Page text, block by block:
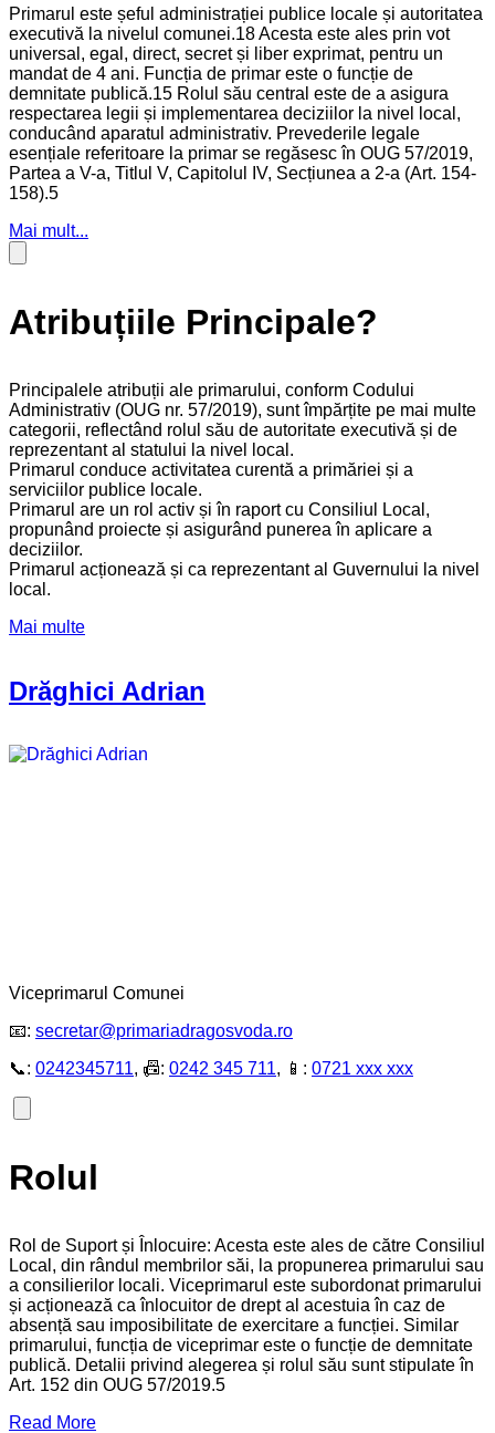
Primarul este șeful administrației publice locale și autoritatea
executivă la nivelul comunei.18 Acesta este ales prin vot
universal, egal, direct, secret și liber exprimat, pentru un
mandat de 4 ani. Funcția de primar este o funcție de
demnitate publică.15 Rolul său central este de a asigura
respectarea legii și implementarea deciziilor la nivel local,
conducând aparatul administrativ. Prevederile legale
esențiale referitoare la primar se regăsesc în OUG 57/2019,
Partea a V-a, Titlul V, Capitolul IV, Secțiunea a 2-a (Art. 154-
158).5
Mai mult...
Atribuțiile Principale?
Principalele atribuții ale primarului, conform Codului
Administrativ (OUG nr. 57/2019), sunt împărțite pe mai multe
categorii, reflectând rolul său de autoritate executivă și de
reprezentant al statului la nivel local.
Primarul conduce activitatea curentă a primăriei și a
serviciilor publice locale.
Primarul are un rol activ și în raport cu Consiliul Local,
propunând proiecte și asigurând punerea în aplicare a
deciziilor.
Primarul acționează și ca reprezentant al Guvernului la nivel
local.
Mai multe
Drăghici Adrian
Viceprimarul Comunei
📧: secretar@primariadragosvoda.ro
📞: 0242345711, 📠: 0242 345 711, 📱: 0721 xxx xxx
Rolul
Rol de Suport și Înlocuire: Acesta este ales de către Consiliul
Local, din rândul membrilor săi, la propunerea primarului sau
a consilierilor locali. Viceprimarul este subordonat primarului
și acționează ca înlocuitor de drept al acestuia în caz de
absență sau imposibilitate de exercitare a funcției. Similar
primarului, funcția de viceprimar este o funcție de demnitate
publică. Detalii privind alegerea și rolul său sunt stipulate în
Art. 152 din OUG 57/2019.5
Read More